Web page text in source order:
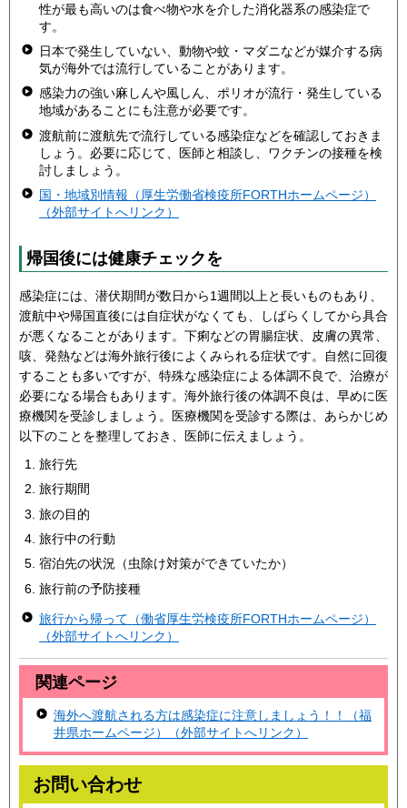
性が最も高いのは食べ物や水を介した消化器系の感染症で
す。
日本で発生していない、動物や蚊・マダニなどが媒介する病
気が海外では流行していることがあります。
感染力の強い麻しんや風しん、ポリオが流行・発生している
地域があることにも注意が必要です。
渡航前に渡航先で流行している感染症などを確認しておきま
しょう。必要に応じて、医師と相談し、ワクチンの接種を検
討しましょう。
国・地域別情報（厚生労働省検疫所FORTHホームページ）
（外部サイトへリンク）
帰国後には健康チェックを
感染症には、潜伏期間が数日から1週間以上と長いものもあり、
渡航中や帰国直後には自症状がなくても、しばらくしてから具合
が悪くなることがあります。下痢などの胃腸症状、皮膚の異常、
咳、発熱などは海外旅行後によくみられる症状です。自然に回復
することも多いですが、特殊な感染症による体調不良で、治療が
必要になる場合もあります。海外旅行後の体調不良は、早めに医
療機関を受診しましょう。医療機関を受診する際は、あらかじめ
以下のことを整理しておき、医師に伝えましょう。
旅行先
旅行期間
旅の目的
旅行中の行動
宿泊先の状況（虫除け対策ができていたか）
旅行前の予防接種
旅行から帰って（働省厚生労検疫所FORTHホームページ）
（外部サイトへリンク）
関連ページ
海外へ渡航される方は感染症に注意しましょう！！（福
井県ホームページ）（外部サイトへリンク）
お問い合わせ